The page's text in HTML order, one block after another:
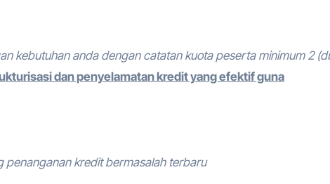
kebutuhan anda dengan catatan kuota peserta minimum 2
dan penyelamatan kredit yang efektif guna
penanganan kredit bermasalah terbaru